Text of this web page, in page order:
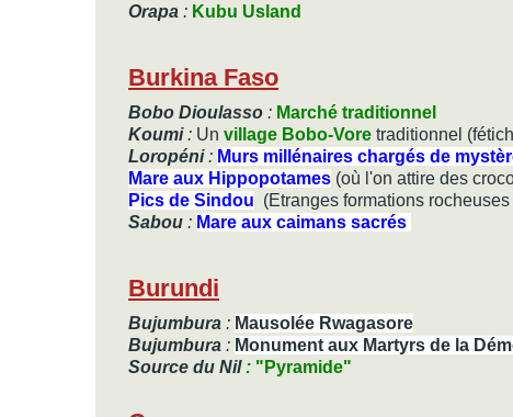
Orapa : Kubu Usland
Burkina Faso
Bobo Dioulasso : Marché traditionnel
Koumi: Un village Bobo-Vore traditionnel
Loropéni: Murs millénaires chargés de
Mare aux Hippopotames (où l'on attire des
Pics de Sindou (Etranges formations
Sabou : Mare aux caimans sacrés
Burundi
Bujumbura : Mausolée Rwagasore
Bujumbura : Monument aux Martyrs de la
Source du Nil : "Pyramide"